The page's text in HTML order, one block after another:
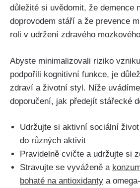
důležité si uvědomit, že demence
doprovodem stáří a že prevence
roli v udržení zdravého
Abyste minimalizovali riziko
podpořili kognitivní funkce, je
zdraví a životní styl. Níže
doporučení, jak předejít stářecké
Udržujte si aktivní sociální
do různých aktivit
Pravidelně cvičte a udržujte si
Stravujte se vyváženě a
bohaté na antioxidanty a